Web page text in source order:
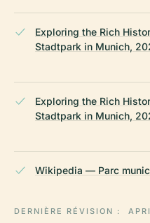
Exploring the Rich
Stadtpark in Munich,
Exploring the Rich
Stadtpark in Munich,
Wikipedia — Parc
DERNIÈRE RÉVISION :